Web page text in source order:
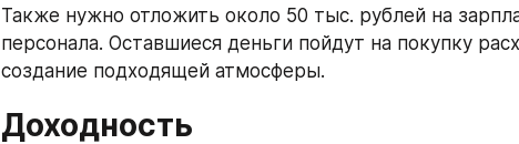
Также нужно отложить около 50 тыс. рублей на
персонала. Оставшиеся деньги пойдут на покупку
создание подходящей атмосферы.
Доходность